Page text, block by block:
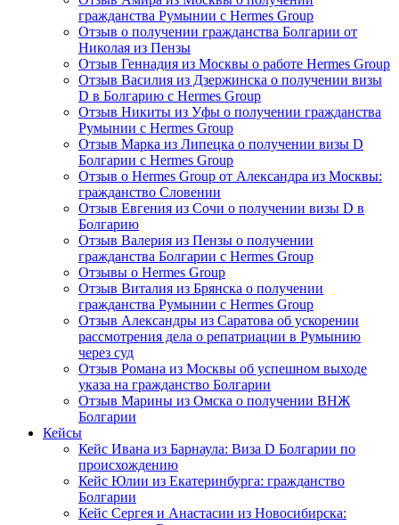
гражданства Румынии с Hermes Group
Отзыв о получении гражданства Болгарии от
Николая из Пензы
Отзыв Геннадия из Москвы о работе Hermes Group
Отзыв Василия из Дзержинска о получении визы
D в Болгарию с Hermes Group
Отзыв Никиты из Уфы о получении гражданства
Румынии с Hermes Group
Отзыв Марка из Липецка о получении визы D
Болгарии с Hermes Group
Отзыв о Hermes Group от Александра из Москвы:
гражданство Словении
Отзыв Евгения из Сочи о получении визы D в
Болгарию
Отзыв Валерия из Пензы о получении
гражданства Болгарии с Hermes Group
Отзывы о Hermes Group
Отзыв Виталия из Брянска о получении
гражданства Румынии с Hermes Group
Отзыв Александры из Саратова об ускорении
рассмотрения дела о репатриации в Румынию
через суд
Отзыв Романа из Москвы об успешном выходе
указа на гражданство Болгарии
Отзыв Марины из Омска о получении ВНЖ
Болгарии
Кейсы
Кейс Ивана из Барнаула: Виза D Болгарии по
происхождению
Кейс Юлии из Екатеринбурга: гражданство
Болгарии
Кейс Сергея и Анастасии из Новосибирска: